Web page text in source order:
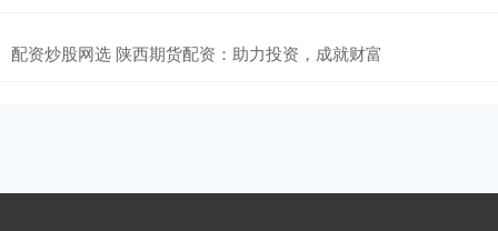
配资炒股网选 陕西期货配资：助力投资，成就财富